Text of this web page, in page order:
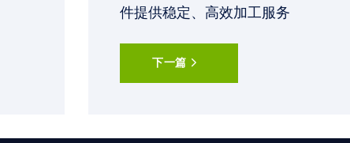
件提供稳定、高效加工服务
下一篇